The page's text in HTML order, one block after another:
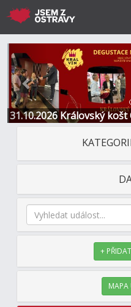
31.10.2026 Královský košt
Restaurace a Hotel
Předchozí
+
MAPA